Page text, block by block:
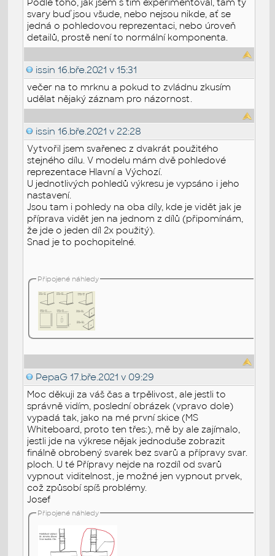
Podle toho, jak jsem s tím experimentoval, tam ty
svary buď jsou všude, nebo nejsou nikde, ať se
jedná o pohledovou reprezentaci, nebo úroveň
detailů, prostě není to normální komponenta.
issin 16.bře.2021 v 15:31
večer na to mrknu a pokud to zvládnu zkusím
udělat nějaký záznam pro názornost.
issin 16.bře.2021 v 22:28
Vytvořil jsem svařenec z dvakrát použitého
stejného dílu. V modelu mám dvě pohledové
reprezentace Hlavní a Výchozí.
U jednotlivých pohledů výkresu je vypsáno i jeho
nastavení.
Jsou tam i pohledy na oba díly, kde je vidět jak je
příprava vidět jen na jednom z dílů (připomínám,
že jde o jeden díl 2x použitý).
Snad je to pochopitelné.
Připojené náhledy
PepaG 17.bře.2021 v 09:29
Moc děkuji za váš čas a trpělivost, ale jestli to
správně vidím, poslední obrázek (vpravo dole)
vypadá tak, jako na mé první skice (MS
Whiteboard, proto ten třes:), mě by ale zajímalo,
jestli jde na výkrese nějak jednoduše zobrazit
finálně obrobený svarek bez svarů a přípravy svar.
ploch. U té Přípravy nejde na rozdíl od svarů
vypnout viditelnost, je možné jen vypnout prvek,
což způsobí spíš problémy.
Josef
Připojené náhledy